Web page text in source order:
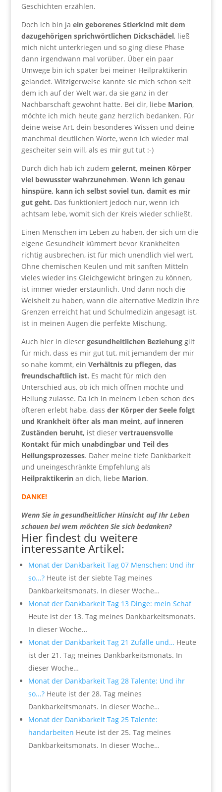
Geschichten erzählen.
Doch ich bin ja ein geborenes Stierkind mit dem
dazugehörigen sprichwörtlichen Dickschädel, ließ
mich nicht unterkriegen und so ging diese Phase
dann irgendwann mal vorüber. Über ein paar
Umwege bin ich später bei meiner Heilpraktikerin
gelandet. Witzigerweise kannte sie mich schon seit
dem ich auf der Welt war, da sie ganz in der
Nachbarschaft gewohnt hatte. Bei dir, liebe Marion,
möchte ich mich heute ganz herzlich bedanken. Für
deine weise Art, dein besonderes Wissen und deine
manchmal deutlichen Worte, wenn ich wieder mal
gescheiter sein will, als es mir gut tut :-)
Durch dich hab ich zudem gelernt, meinen Körper
viel bewusster wahrzunehmen. Wenn ich genau
hinspüre, kann ich selbst soviel tun, damit es mir
gut geht. Das funktioniert jedoch nur, wenn ich
achtsam lebe, womit sich der Kreis wieder schließt.
Einen Menschen im Leben zu haben, der sich um die
eigene Gesundheit kümmert bevor Krankheiten
richtig ausbrechen, ist für mich unendlich viel wert.
Ohne chemischen Keulen und mit sanften Mitteln
vieles wieder ins Gleichgewicht bringen zu können,
ist immer wieder erstaunlich. Und dann noch die
Weisheit zu haben, wann die alternative Medizin ihre
Grenzen erreicht hat und Schulmedizin angesagt ist,
ist in meinen Augen die perfekte Mischung.
Auch hier in dieser gesundheitlichen Beziehunggilt
für mich, dass es mir gut tut, mit jemandem der mir
so nahe kommt, ein Verhältnis zu pflegen, das
freundschaftlich ist. Es macht für mich den
Unterschied aus, ob ich mich öffnen möchte und
Heilung zulasse. Da ich in meinem Leben schon des
öfteren erlebt habe, dass der Körper der Seele folgt
und Krankheit öfter als man meint, auf inneren
Zuständen beruht, ist dieser vertrauensvolle
Kontakt für mich unabdingbar und Teil des
Heilungsprozesses. Daher meine tiefe Dankbarkeit
und uneingeschränkte Empfehlung als
Heilpraktikerin an dich, liebe Marion.
DANKE!
Wenn Sie in gesundheitlicher Hinsicht auf Ihr Leben
schauen bei wem möchten Sie sich bedanken?
Hier findest du weitere
interessante Artikel:
Monat der Dankbarkeit Tag 07 Menschen: Und ihr
so...?Heute ist der siebte Tag meines
Dankbarkeitsmonats. In dieser Woche…
Monat der Dankbarkeit Tag 13 Dinge: mein Schaf
Heute ist der 13. Tag meines Dankbarkeitsmonats.
In dieser Woche…
Monat der Dankbarkeit Tag 21 Zufälle und… Heute
ist der 21. Tag meines Dankbarkeitsmonats. In
dieser Woche…
Monat der Dankbarkeit Tag 28 Talente: Und ihr
so...?Heute ist der 28. Tag meines
Dankbarkeitsmonats. In dieser Woche…
Monat der Dankbarkeit Tag 25 Talente:
handarbeiten Heute ist der 25. Tag meines
Dankbarkeitsmonats. In dieser Woche…